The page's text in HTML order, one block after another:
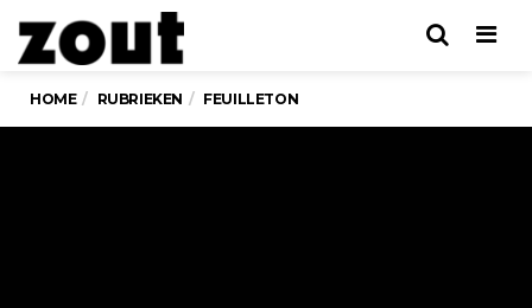
HOME RUBRIEKEN FEUILLETON